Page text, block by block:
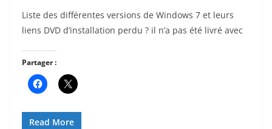
Liste des différentes versions de Windows 7 et leurs
liens DVD d’installation perdu ? il n’a pas été livré avec
Partager :
Read More